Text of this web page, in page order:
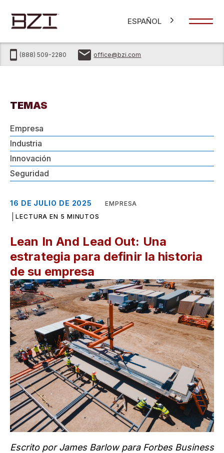
ESPAÑOL
(888) 509-2280 office@bzi.com
TEMAS
Empresa
Industria
Innovación
Seguridad
16 DE JULIO DE 2025
EMPRESA
LECTURA EN 5 MINUTOS
Lean In And Lead Out: Una
estrategia para definir la historia
de su empresa
Escrito por James Barlow para Forbes Business